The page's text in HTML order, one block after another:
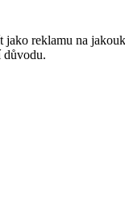
reklamu na
důvodu.